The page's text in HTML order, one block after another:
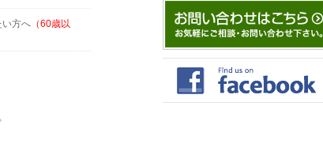
い方へ （60歳以